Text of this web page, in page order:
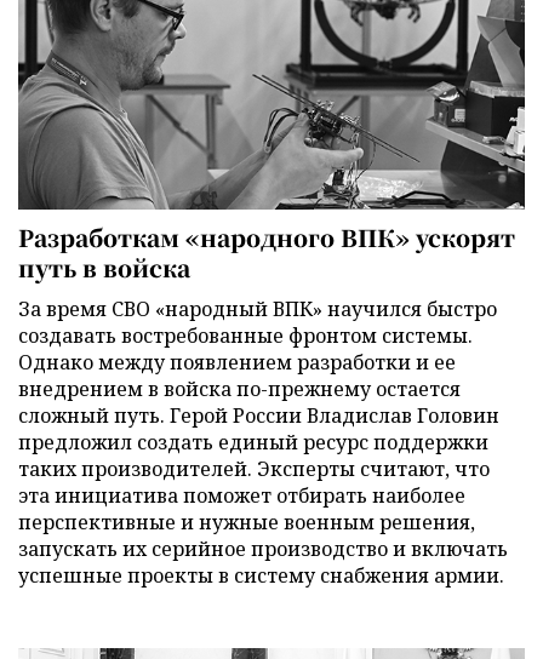
Разработкам «народного ВПК» ускорят
путь в войска
За время СВО «народный ВПК» научился быстро
создавать востребованные фронтом системы.
Однако между появлением разработки и ее
внедрением в войска по-прежнему остается
сложный путь. Герой России Владислав Головин
предложил создать единый ресурс поддержки
таких производителей. Эксперты считают, что
эта инициатива поможет отбирать наиболее
перспективные и нужные военным решения,
запускать их серийное производство и включать
успешные проекты в систему снабжения армии.